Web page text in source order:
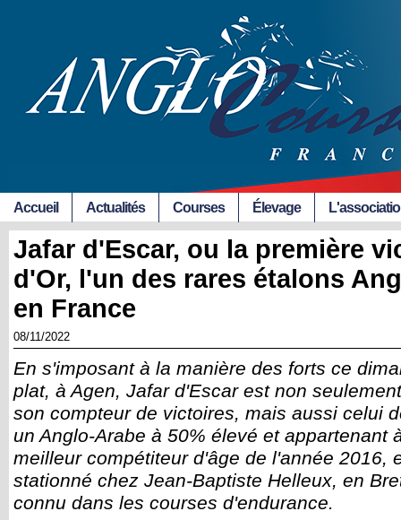
Accueil Actualités Courses Élevage
Jafar d'Escar, ou la première
d'Or, l'un des rares étalons
en France
08/11/2022
En s'imposant à la manière des forts ce
plat, à Agen, Jafar d'Escar est non
son compteur de victoires, mais aussi celui
un Anglo-Arabe à 50% élevé et appartenant
meilleur compétiteur d'âge de l'année 2016,
stationné chez Jean-Baptiste Helleux, en
connu dans les courses d'endurance.